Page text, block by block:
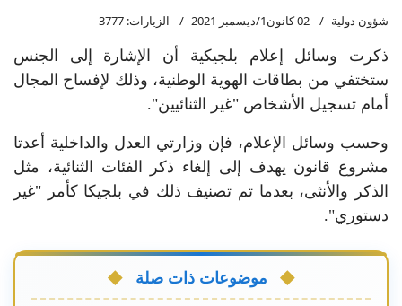
شؤون دولية 02 كانون1/ديسمبر 2021 الزيارات: 3777
ذكرت وسائل إعلام بلجيكية أن الإشارة إلى الجنس
ستختفي من بطاقات الهوية الوطنية، وذلك لإفساح المجال
أمام تسجيل الأشخاص "غير الثنائيين".
وحسب وسائل الإعلام، فإن وزارتي العدل والداخلية أعدتا
مشروع قانون يهدف إلى إلغاء ذكر الفئات الثنائية، مثل
الذكر والأنثى، بعدما تم تصنيف ذلك في بلجيكا كأمر "غير
دستوري".
موضوعات ذات صلة